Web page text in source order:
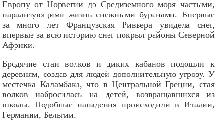
Европу от Норвегии до Средиземного моря частыми,
парализующими жизнь снежными буранами. Впервые
за много лет Французская Ривьера увидела снег,
впервые за всю историю снег покрыл районы Северной
Африки.
Бродячие стаи волков и диких кабанов подошли к
деревням, создав для людей дополнительную угрозу. У
местечка Каламбака, что в Центральной Греции, стая
волков набросилась на детей, возвращавшихся из
школы. Подобные нападения происходили в Италии,
Германии, Бельгии.